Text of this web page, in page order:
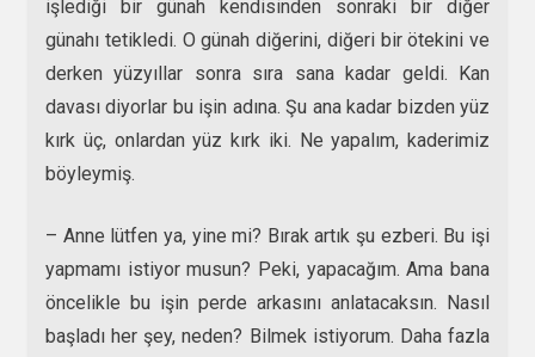
işlediği bir günah kendisinden sonraki bir diğer
günahı tetikledi. O günah diğerini, diğeri bir ötekini ve
derken yüzyıllar sonra sıra sana kadar geldi. Kan
davası diyorlar bu işin adına. Şu ana kadar bizden yüz
kırk üç, onlardan yüz kırk iki. Ne yapalım, kaderimiz
böyleymiş.
– Anne lütfen ya, yine mi? Bırak artık şu ezberi. Bu işi
yapmamı istiyor musun? Peki, yapacağım. Ama bana
öncelikle bu işin perde arkasını anlatacaksın. Nasıl
başladı her şey, neden? Bilmek istiyorum. Daha fazla